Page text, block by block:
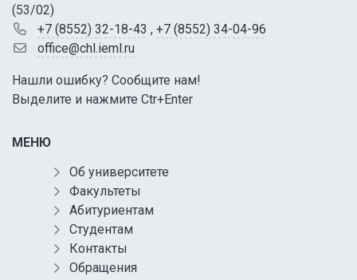
(53/02)
+7 (8552) 32-18-43 , +7 (8552) 34-04-96
office@chl.ieml.ru
Нашли ошибку? Сообщите нам!
Выделите и нажмите Ctr+Enter
МЕНЮ
Об университете
Факультеты
Абитуриентам
Студентам
Контакты
Обращения